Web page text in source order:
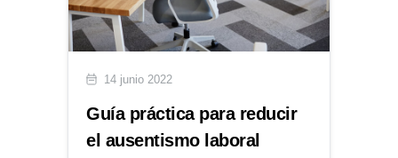
14 junio 2022
Guía práctica para reducir
el ausentismo laboral